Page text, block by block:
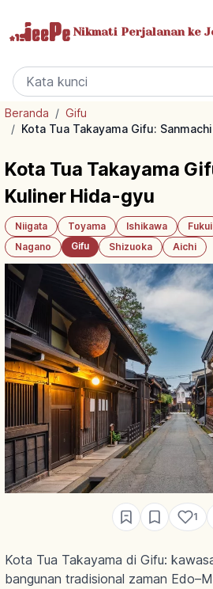
Nikmati Perjalanan ke
Beranda / Gifu
/ Kota Tua Takayama Gifu:
Kota Tua Takayama
Kuliner Hida-gyu
Niigata Toyama Ishikawa Fukui
Nagano
Gifu Shizuoka Aichi
1
Kota Tua Takayama di Gifu:
bangunan tradisional zaman